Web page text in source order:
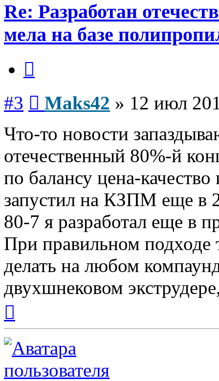
Re: Разработан
мела на базе
#3 Maks42 » 12 июл
Что-то новости
отечественный 80%-й
по балансу цена-
запустил на КЗПМ еще
80-7 я разработал еще в
При правильном подходе
делать на любом
двухшнековом
началу